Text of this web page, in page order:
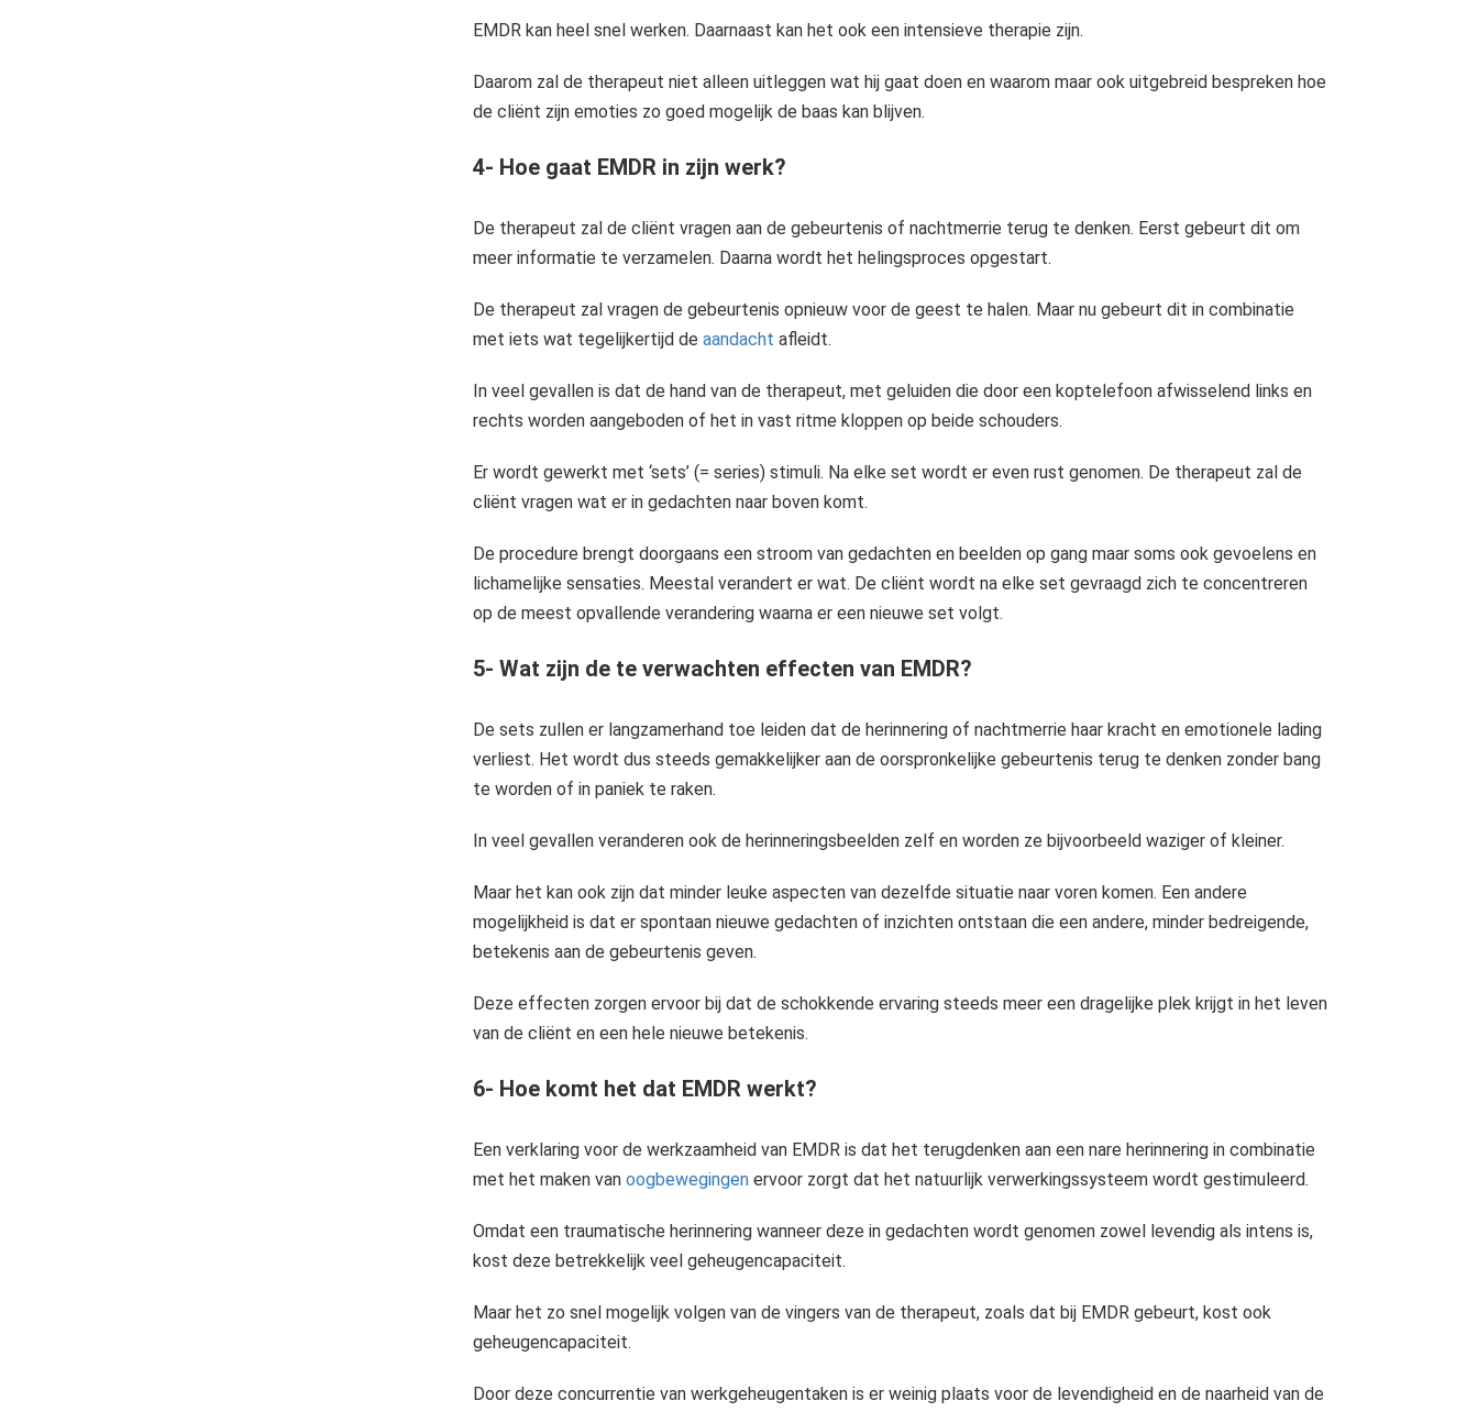
EMDR kan heel snel werken. Daarnaast kan het ook een intensieve therapie zijn.
Daarom zal de therapeut niet alleen uitleggen wat hij gaat doen en waarom maar ook uitgebreid bespreken hoe
de cliënt zijn emoties zo goed mogelijk de baas kan blijven.
4- Hoe gaat EMDR in zijn werk?
De therapeut zal de cliënt vragen aan de gebeurtenis of nachtmerrie terug te denken. Eerst gebeurt dit om
meer informatie te verzamelen. Daarna wordt het helingsproces opgestart.
De therapeut zal vragen de gebeurtenis opnieuw voor de geest te halen. Maar nu gebeurt dit in combinatie
met iets wat tegelijkertijd de aandacht afleidt.
In veel gevallen is dat de hand van de therapeut, met geluiden die door een koptelefoon afwisselend links en
rechts worden aangeboden of het in vast ritme kloppen op beide schouders.
Er wordt gewerkt met ‘sets’ (= series) stimuli. Na elke set wordt er even rust genomen. De therapeut zal de
cliënt vragen wat er in gedachten naar boven komt.
De procedure brengt doorgaans een stroom van gedachten en beelden op gang maar soms ook gevoelens en
lichamelijke sensaties. Meestal verandert er wat. De cliënt wordt na elke set gevraagd zich te concentreren
op de meest opvallende verandering waarna er een nieuwe set volgt.
5- Wat zijn de te verwachten effecten van EMDR?
De sets zullen er langzamerhand toe leiden dat de herinnering of nachtmerrie haar kracht en emotionele lading
verliest. Het wordt dus steeds gemakkelijker aan de oorspronkelijke gebeurtenis terug te denken zonder bang
te worden of in paniek te raken.
In veel gevallen veranderen ook de herinneringsbeelden zelf en worden ze bijvoorbeeld waziger of kleiner.
Maar het kan ook zijn dat minder leuke aspecten van dezelfde situatie naar voren komen. Een andere
mogelijkheid is dat er spontaan nieuwe gedachten of inzichten ontstaan die een andere, minder bedreigende,
betekenis aan de gebeurtenis geven.
Deze effecten zorgen ervoor bij dat de schokkende ervaring steeds meer een dragelijke plek krijgt in het leven
van de cliënt en een hele nieuwe betekenis.
6- Hoe komt het dat EMDR werkt?
Een verklaring voor de werkzaamheid van EMDR is dat het terugdenken aan een nare herinnering in combinatie
met het maken van oogbewegingenervoor zorgt dat het natuurlijk verwerkingssysteem wordt gestimuleerd.
Omdat een traumatische herinnering wanneer deze in gedachten wordt genomen zowel levendig als intens is,
kost deze betrekkelijk veel geheugencapaciteit.
Maar het zo snel mogelijk volgen van de vingers van de therapeut, zoals dat bij EMDR gebeurt, kost ook
geheugencapaciteit.
Door deze concurrentie van werkgeheugentaken is er weinig plaats voor de levendigheid en de naarheid van de